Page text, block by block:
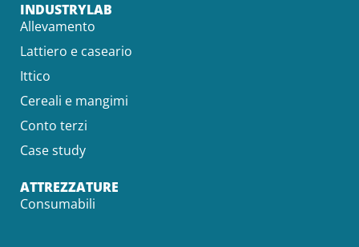
INDUSTRYLAB
Allevamento
Lattiero e caseario
Ittico
Cereali e mangimi
Conto terzi
Case study
ATTREZZATURE
Consumabili